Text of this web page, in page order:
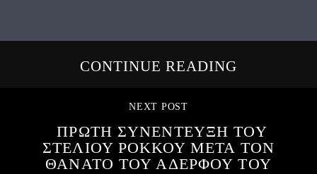
CONTINUE READING
NEXT POST
ΠΡΩΤΗ ΣΥΝΕΝΤΕΥΞΗ ΤΟΥ
ΣΤΕΛΙΟΥ ΡΟΚΚΟΥ ΜΕΤΑ ΤΟΝ
ΘΑΝΑΤΟ ΤΟΥ ΑΔΕΡΦΟΥ ΤΟΥ